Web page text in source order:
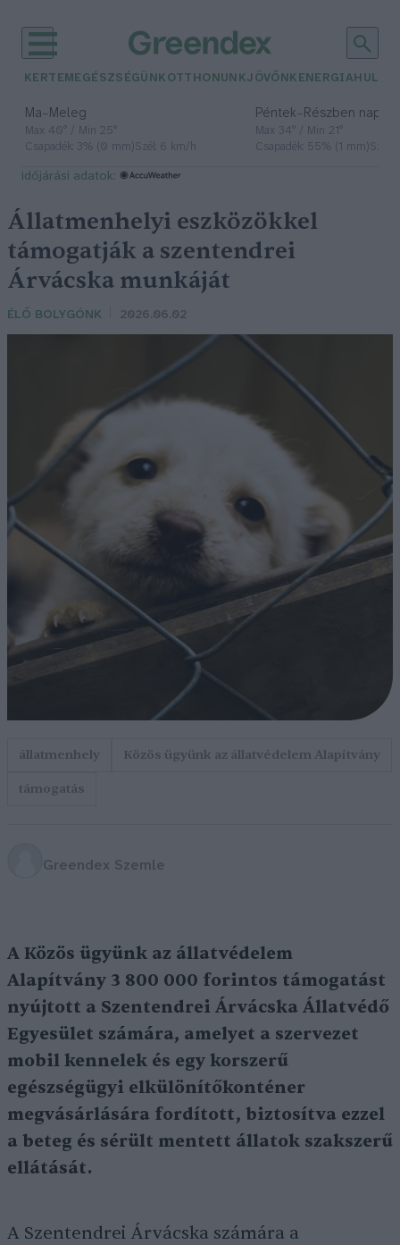
KERTEM EGÉSZSÉGÜNK OTTHONUNKJÖVŐNK ENERGIA
Ma– Meleg
Max 40° / Min 25°
Csapadék: 3% (0 mm)Szél: 6 km/h
Péntek– Részben
Max 34° / Min 21°
Csapadék: 55% (1 mm)Szél:
időjárási adatok:
Állatmenhelyi eszközökkel
támogatják a szentendrei
Árvácska munkáját
ÉLŐ BOLYGÓNK 2026.06.02
állatmenhely
Közös ügyünk az állatvédelem Alapítvány
támogatás
Greendex Szemle
A Közös ügyünk az állatvédelem
Alapítvány 3 800 000 forintos támogatást
nyújtott a Szentendrei Árvácska Állatvédő
Egyesület számára, amelyet a szervezet
mobil kennelek és egy korszerű
egészségügyi elkülönítőkonténer
megvásárlására fordított, biztosítva ezzel
a beteg és sérült mentett állatok szakszerű
ellátását.
A Szentendrei Árvácska számára a